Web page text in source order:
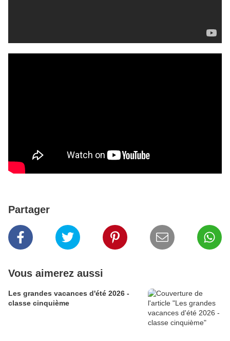
Partager
Vous aimerez aussi
Les grandes vacances d'été 2026 -
classe cinquième